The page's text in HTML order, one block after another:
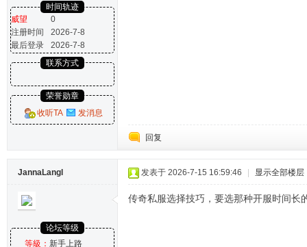
时间轨迹
威望
0
注册时间
2026-7-8
最后登录
2026-7-8
联系方式
荣誉勋章
收听TA
发消息
回复
JannaLangl
论坛等级
等級： 新手上路
发表于 2026-7-15 16:59:46 显示全部楼层
传奇私服选择技巧，要选那种开服时间长